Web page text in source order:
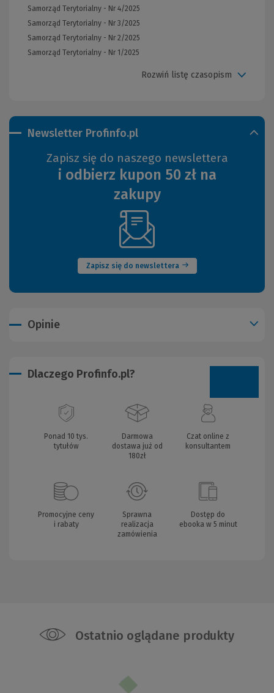
Newsletter Profinfo.pl
Zapisz się do naszego newslettera
i odbierz kupon 50 zł na
zakupy
Zapisz się do newslettera
(Nowe
okno)
Samorząd Terytorialny - Nr 4/2025
Samorząd Terytorialny - Nr 3/2025
Samorząd Terytorialny - Nr 2/2025
Samorząd Terytorialny - Nr 1/2025
Rozwiń listę czasopism
Opinie
Dlaczego Profinfo.pl?
Ponad 10 tys.
tytułów
Darmowa
dostawa już od
180zł
Czat online z
konsultantem
Promocyjne ceny
i rabaty
Sprawna
realizacja
zamówienia
Dostęp do
ebooka w 5 minut
Ostatnio oglądane produkty